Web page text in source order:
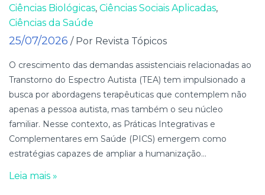
Ciências Biológicas, Ciências Sociais Aplicadas,
Ciências da Saúde
25/07/2026 / Por Revista Tópicos
O crescimento das demandas assistenciais relacionadas ao
Transtorno do Espectro Autista (TEA) tem impulsionado a
busca por abordagens terapêuticas que contemplem não
apenas a pessoa autista, mas também o seu núcleo
familiar. Nesse contexto, as Práticas Integrativas e
Complementares em Saúde (PICS) emergem como
estratégias capazes de ampliar a humanização...
Leia mais »